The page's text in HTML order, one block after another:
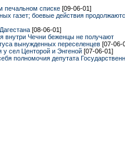
печальном списке [09-06-01]
газет; боевые действия
[08-06-01]
внутри Чечни беженцы не получают
вынужденных переселенцев [07-06-
у сел Центорой и Энгеной [07-06-01]
полномочия депутата